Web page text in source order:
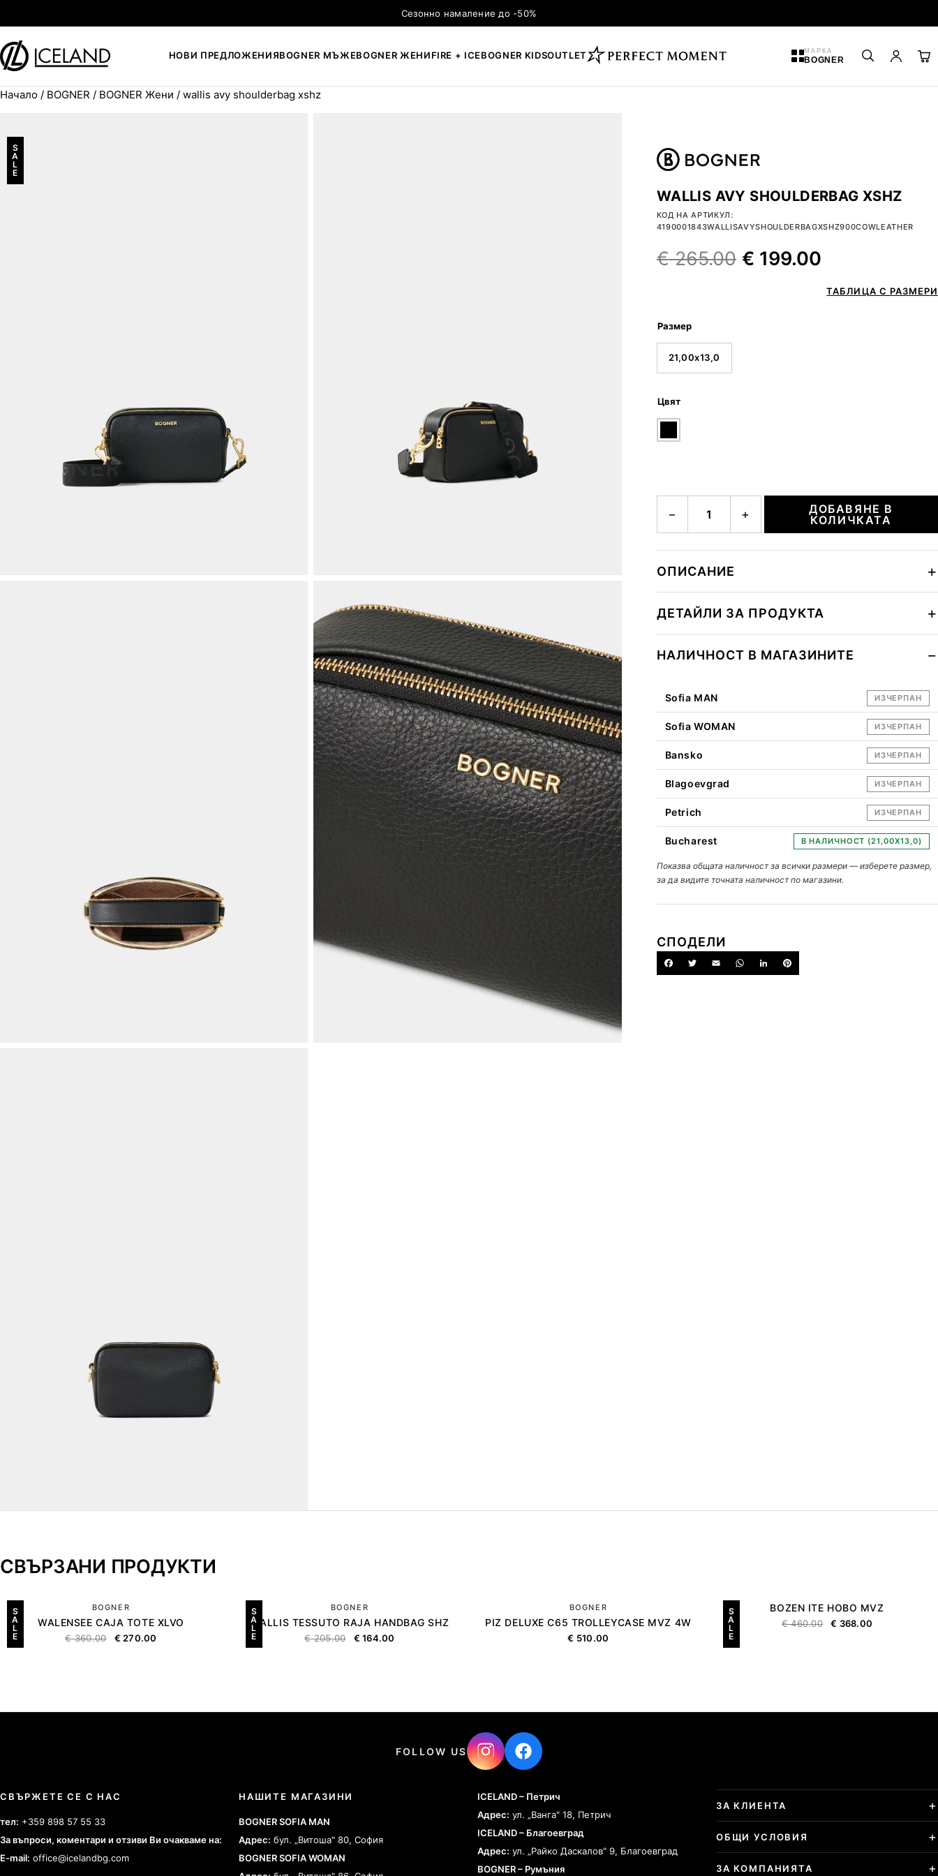
Сезонно намаление до -50%
НОВИ ПРЕДЛОЖЕНИЯBOGNER МЪЖЕBOGNER ЖЕНИFIRE + ICEBOGNER KIDSOUTLET МАРКА
BOGNER
Начало / BOGNER / BOGNER Жени / wallis avy shoulderbag xshz
S
A
L
E
WALLIS AVY SHOULDERBAG XSHZ
КОД НА АРТИКУЛ:
4190001843WALLISAVYSHOULDERBAGXSHZ900COWLEATHER
€265.00 € 199.00
ТАБЛИЦА С РАЗМЕРИ
Размер
21,00x13,0
Цвят
−
количество за wallis avy shoulderbag xshz
+
ДОБАВЯНЕ В
КОЛИЧКАТА
ОПИСАНИЕ
ДЕТАЙЛИ ЗА ПРОДУКТА
НАЛИЧНОСТ В МАГАЗИНИТЕ
Sofia MAN ИЗЧЕРПАН
Sofia WOMAN ИЗЧЕРПАН
Bansko ИЗЧЕРПАН
Blagoevgrad ИЗЧЕРПАН
Petrich ИЗЧЕРПАН
Bucharest В НАЛИЧНОСТ (21,00X13,0)
Показва общата наличност за всички размери — изберете размер,
за да видите точната наличност по магазини.
СПОДЕЛИ
СВЪРЗАНИ ПРОДУКТИ
S
A
L
E
BOGNER
WALENSEE CAJA TOTE XLVO
€360.00 € 270.00
S
A
L
E
BOGNER
WALLIS TESSUTO RAJA HANDBAG SHZ
€205.00 € 164.00
BOGNER
PIZ DELUXE C65 TROLLEYCASE MVZ 4W
€ 510.00
S
A
L
E
BOZEN ITE HOBO MVZ
€460.00 € 368.00
FOLLOW US
СВЪРЖЕТЕ СЕ С НАС
тел: +359 898 57 55 33
За въпроси, коментари и отзиви Ви очакваме на:
E-mail: office@icelandbg.com
НАШИТЕ МАГАЗИНИ
BOGNER SOFIA MAN
Адрес: бул. „Витоша" 80, София
BOGNER SOFIA WOMAN
ICELAND – Петрич
Адрес: ул. „Ванга" 18, Петрич
ICELAND – Благоевград
Адрес: ул. „Райко Даскалов" 9, Благоевград
BOGNER – Румъния
ЗА КЛИЕНТА
ОБЩИ УСЛОВИЯ
ЗА КОМПАНИЯТА